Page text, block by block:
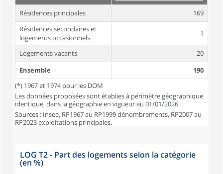
Résidences principales
169
Résidences secondaires et
logements occasionnels
1
Logements vacants
20
Ensemble
190
(*) 1967 et 1974 pour les DOM
Les données proposées sont établies à périmètre géographique
identique, dans la géographie en vigueur au 01/01/2026.
Sources : Insee, RP1967 au RP1999 dénombrements, RP2007 au
RP2023 exploitations principales.
LOG T2 - Part des logements selon la catégorie
(en %)